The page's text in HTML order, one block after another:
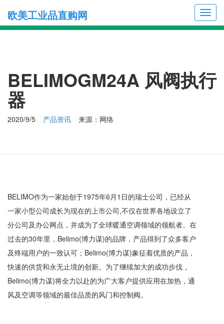
欧美工业品直购网
BELIMOGM24A 风阀执行
器
2020/9/5 产品资讯 来源：网络
BELIMO作为一家始创于1975年6月1日的瑞士公司，已经从
一家小型公司成长为现在的上市公司,不仅在世界各地设立了
分公司及办公网点，并成为了全球暖通空调领域的领航者。在
过去的30年里，Belimo(博力谋)的品牌，产品得到了众多客户
及终端用户的一致认可；Belimo(博力谋)象征着优质的产品，
快速的供货和永无止境的创新。为了继续加大的成功步伐，
Belimo(博力谋)将全力以赴的为广大客户提供应用在加热，通
风及空调等领域的最佳品质的风门和控制阀。